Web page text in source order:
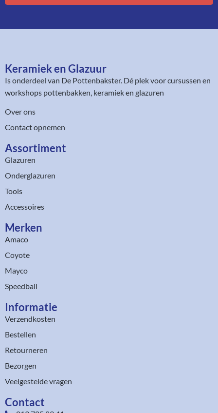
Keramiek en Glazuur​
Is onderdeel van De Pottenbakster. Dé plek voor cursussen en
workshops pottenbakken, keramiek en glazuren
Over ons
Contact opnemen
Assortiment​
Glazuren
Onderglazuren
Tools
Accessoires
Merken
Amaco
Coyote
Mayco
Speedball
Informatie
Verzendkosten
Bestellen
Retourneren
Bezorgen
Veelgestelde vragen
Contact